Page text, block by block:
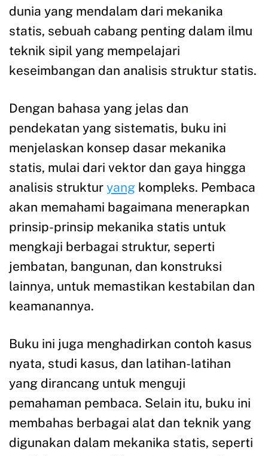
dunia yang mendalam dari mekanika
statis, sebuah cabang penting dalam ilmu
teknik sipil yang mempelajari
keseimbangan dan analisis struktur statis.
Dengan bahasa yang jelas dan
pendekatan yang sistematis, buku ini
menjelaskan konsep dasar mekanika
statis, mulai dari vektor dan gaya hingga
analisis struktur yang kompleks. Pembaca
akan memahami bagaimana menerapkan
prinsip-prinsip mekanika statis untuk
mengkaji berbagai struktur, seperti
jembatan, bangunan, dan konstruksi
lainnya, untuk memastikan kestabilan dan
keamanannya.
Buku ini juga menghadirkan contoh kasus
nyata, studi kasus, dan latihan-latihan
yang dirancang untuk menguji
pemahaman pembaca. Selain itu, buku ini
membahas berbagai alat dan teknik yang
digunakan dalam mekanika statis, seperti